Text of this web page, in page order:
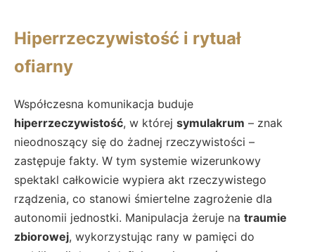
Hiperrzeczywistość i rytuał
ofiarny
Współczesna komunikacja buduje
hiperrzeczywistość, w której symulakrum – znak
nieodnoszący się do żadnej rzeczywistości –
zastępuje fakty. W tym systemie wizerunkowy
spektakl całkowicie wypiera akt rzeczywistego
rządzenia, co stanowi śmiertelne zagrożenie dla
autonomii jednostki. Manipulacja żeruje na traumie
zbiorowej, wykorzystując rany w pamięci do